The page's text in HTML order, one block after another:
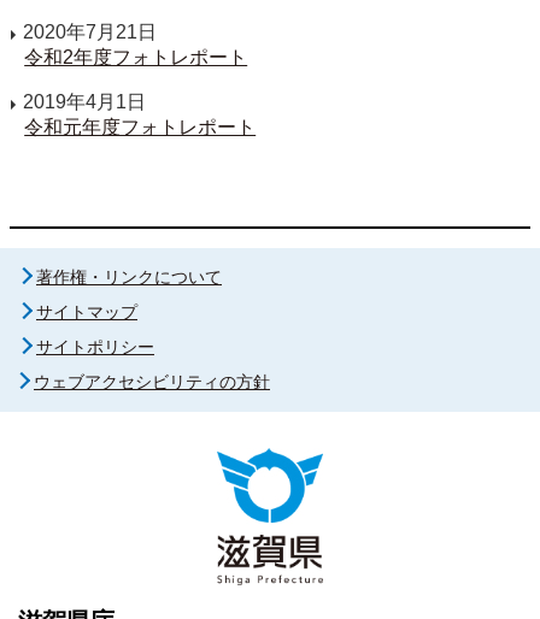
2020年7月21日
令和2年度フォトレポート
2019年4月1日
令和元年度フォトレポート
著作権・リンクについて
サイトマップ
サイトポリシー
ウェブアクセシビリティの方針